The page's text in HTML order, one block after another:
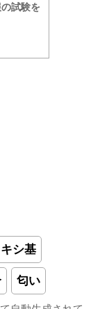
試験を
シ基
匂い